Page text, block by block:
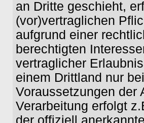
an Dritte geschieht,
(vor)vertraglichen
aufgrund einer
berechtigten
vertraglicher
einem Drittland nur
Voraussetzungen der
Verarbeitung erfolgt
der offiziell